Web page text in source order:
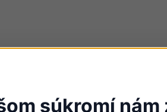
súkromí nám